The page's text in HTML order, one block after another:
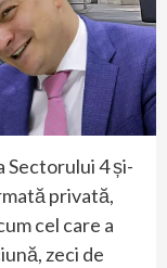
Sectorului 4 și-
privată,
cel care a
zeci de